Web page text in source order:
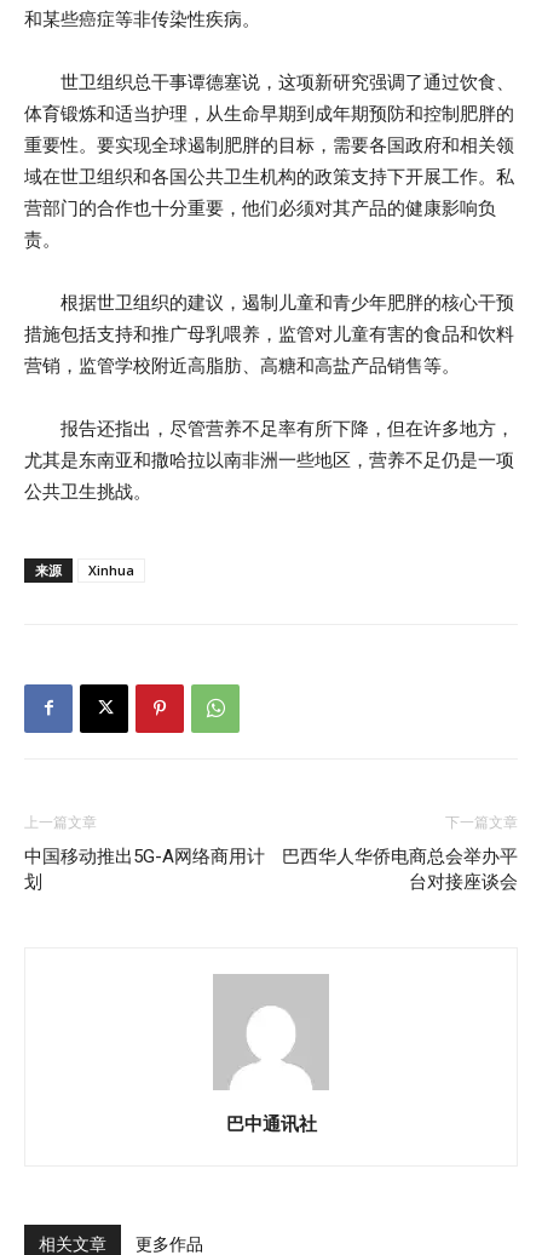
和某些癌症等非传染性疾病。
世卫组织总干事谭德塞说，这项新研究强调了通过饮食、
体育锻炼和适当护理，从生命早期到成年期预防和控制肥胖的
重要性。要实现全球遏制肥胖的目标，需要各国政府和相关领
域在世卫组织和各国公共卫生机构的政策支持下开展工作。私
营部门的合作也十分重要，他们必须对其产品的健康影响负
责。
根据世卫组织的建议，遏制儿童和青少年肥胖的核心干预
措施包括支持和推广母乳喂养，监管对儿童有害的食品和饮料
营销，监管学校附近高脂肪、高糖和高盐产品销售等。
报告还指出，尽管营养不足率有所下降，但在许多地方，
尤其是东南亚和撒哈拉以南非洲一些地区，营养不足仍是一项
公共卫生挑战。
来源 Xinhua
上一篇文章
中国移动推出5G-A网络商用计
划
下一篇文章
巴西华人华侨电商总会举办平
台对接座谈会
巴中通讯社
相关文章 更多作品